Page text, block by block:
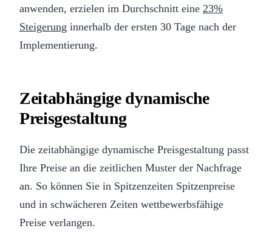
anwenden, erzielen im Durchschnitt eine 23%
Steigerung innerhalb der ersten 30 Tage nach der
Implementierung.
Zeitabhängige dynamische
Preisgestaltung
Die zeitabhängige dynamische Preisgestaltung passt
Ihre Preise an die zeitlichen Muster der Nachfrage
an. So können Sie in Spitzenzeiten Spitzenpreise
und in schwächeren Zeiten wettbewerbsfähige
Preise verlangen.